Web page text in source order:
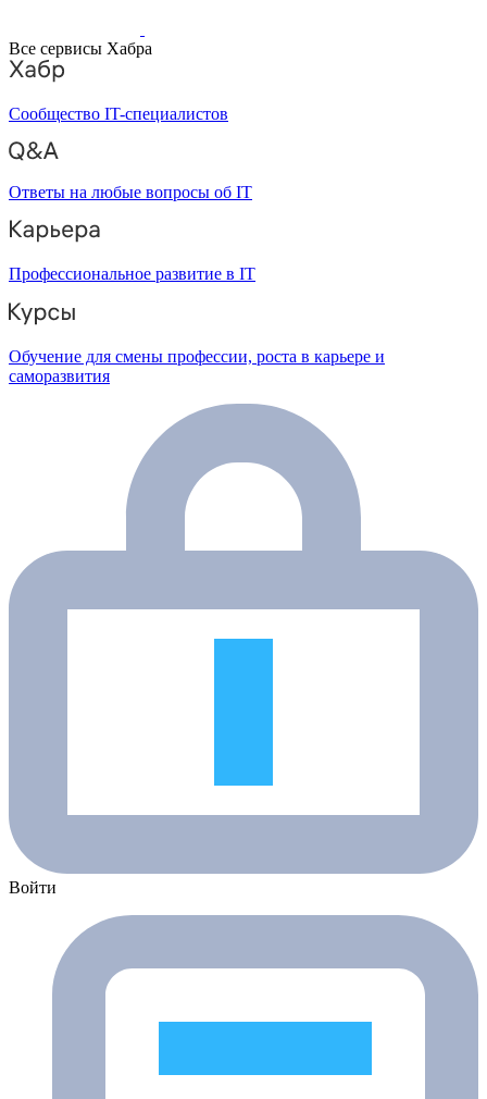
Все сервисы Хабра
Сообщество IT-специалистов
Ответы на любые вопросы об IT
Профессиональное развитие в IT
Обучение для смены профессии, роста в карьере и
саморазвития
Войти